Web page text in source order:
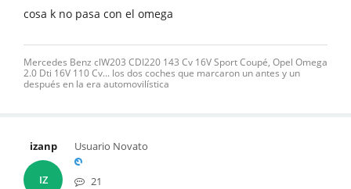
cosa k no pasa con el omega
Mercedes Benz clW203 CDI220 143 Cv 16V Sport Coupé, Opel Omega
2.0 Dti 16V 110 Cv... los dos coches que marcaron un antes y un
después en la era automovilística
izanp
IZ
Usuario Novato
21